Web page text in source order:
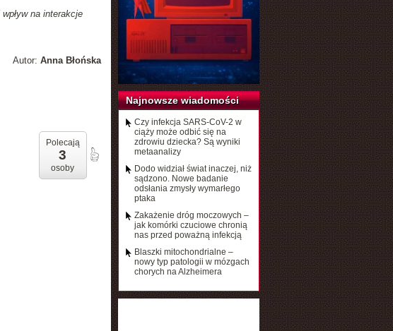
na interakcje
Autor: Anna Błońska
Polecają
3
osoby
Najnowsze wiadomości
Czy infekcja SARS-CoV-2 w
ciąży może odbić się na
zdrowiu dziecka? Są wyniki
metaanalizy
Dodo widział świat inaczej, niż
sądzono. Nowe badanie
odsłania zmysły wymarłego
ptaka
Zakażenie dróg moczowych –
jak komórki czuciowe chronią
nas przed poważną infekcją
Blaszki mitochondrialne –
nowy typ patologii w mózgach
chorych na Alzheimera